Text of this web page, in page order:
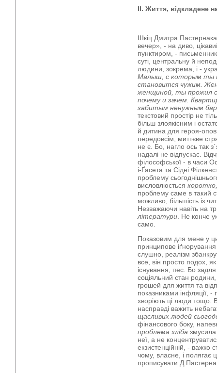
ІІ. Життя, відкладене
Шкіц Дмитра
вечер», - на диво,
пунктиром, -
суті, центральну й
людини, зокрема, і -
Малыш, с которым ты
становится чужим.
женщиной, ты прожил
почему и зачем.
забитым ненужным
текстовий простір не
більш злоякісним і
й дитина для героя-
передовсім, миттєве
не є. Бо, нагло ось так
надалі не відпускає.
філософської - в часи
і-Ґасета та Сідні
проблему
висловлюється
проблему саме в такий
можливо, більшість із
Незважаючи навіть на
літератури . Не конче
само.
Показовим для мене у
принципове іґнорування
слушно, реалізм
все, він просто подох,
існування, пес. Бо
соціяльний стан
грошей для життя та
показниками інфляції, -
хворіють ці люди тощо.
насправді важить
щасливих людей
фінансового боку,
проблема хліба
неї, а не
екзистенційній, - важко
чому, власне, і полягає
прописувати